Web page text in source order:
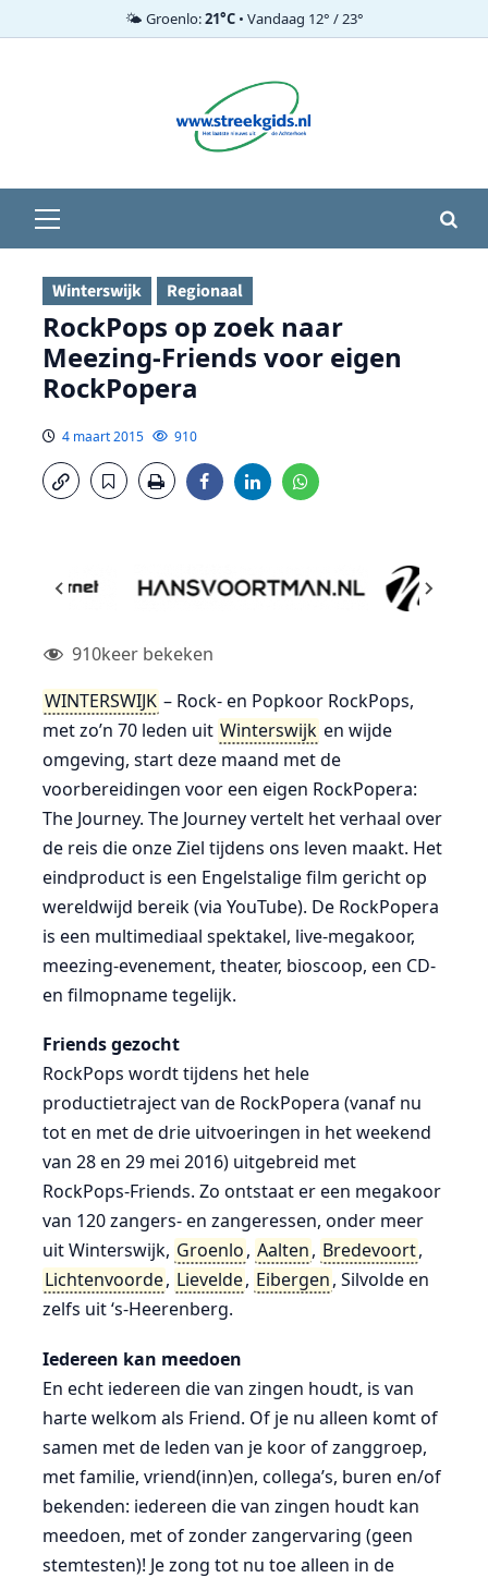
🌤️ Groenlo:21°C• Vandaag 12° / 23°
menu
Winterswijk Regionaal
RockPops op zoek naar
Meezing-Friends voor eigen
RockPopera
4 maart 2015 910
910keer bekeken
WINTERSWIJK – Rock- en Popkoor RockPops,
met zo’n 70 leden uit Winterswijk en wijde
omgeving, start deze maand met de
voorbereidingen voor een eigen RockPopera:
The Journey. The Journey vertelt het verhaal over
de reis die onze Ziel tijdens ons leven maakt. Het
eindproduct is een Engelstalige film gericht op
wereldwijd bereik (via YouTube). De RockPopera
is een multimediaal spektakel, live-megakoor,
meezing-evenement, theater, bioscoop, een CD-
en filmopname tegelijk.
Friends gezocht
RockPops wordt tijdens het hele
productietraject van de RockPopera (vanaf nu
tot en met de drie uitvoeringen in het weekend
van 28 en 29 mei 2016) uitgebreid met
RockPops-Friends. Zo ontstaat er een megakoor
van 120 zangers- en zangeressen, onder meer
uit Winterswijk, Groenlo, Aalten, Bredevoort,
Lichtenvoorde, Lievelde, Eibergen, Silvolde en
zelfs uit ‘s-Heerenberg.
Iedereen kan meedoen
En echt iedereen die van zingen houdt, is van
harte welkom als Friend. Of je nu alleen komt of
samen met de leden van je koor of zanggroep,
met familie, vriend(inn)en, collega’s, buren en/of
bekenden: iedereen die van zingen houdt kan
meedoen, met of zonder zangervaring (geen
stemtesten)! Je zong tot nu toe alleen in de